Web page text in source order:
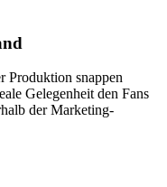
Produktion snappen
Gelegenheit den Fans
der Marketing-